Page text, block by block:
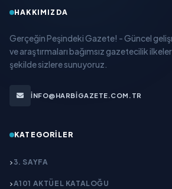
HAKKIMIZDA
Gerçeğin Peşindeki Gazete! - Güncel
ve araştırmaları bağımsız gazetecilik
şekilde sizlere sunuyoruz.
INFO@HARBIGAZETE.COM.TR
KATEGORILER
3. SAYFA
A101 AKTÜEL KATALOĞU